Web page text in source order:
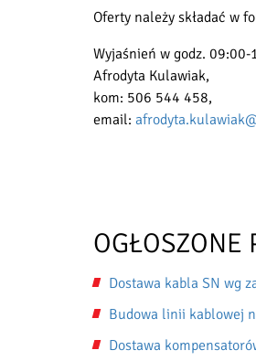
Oferty należy składać w
Wyjaśnień w godz.
Afrodyta Kulawiak,
kom: 506 544 458,
email:
OGŁOSZONE
Dostawa kabla SN wg
Budowa linii kablowej
Dostawa